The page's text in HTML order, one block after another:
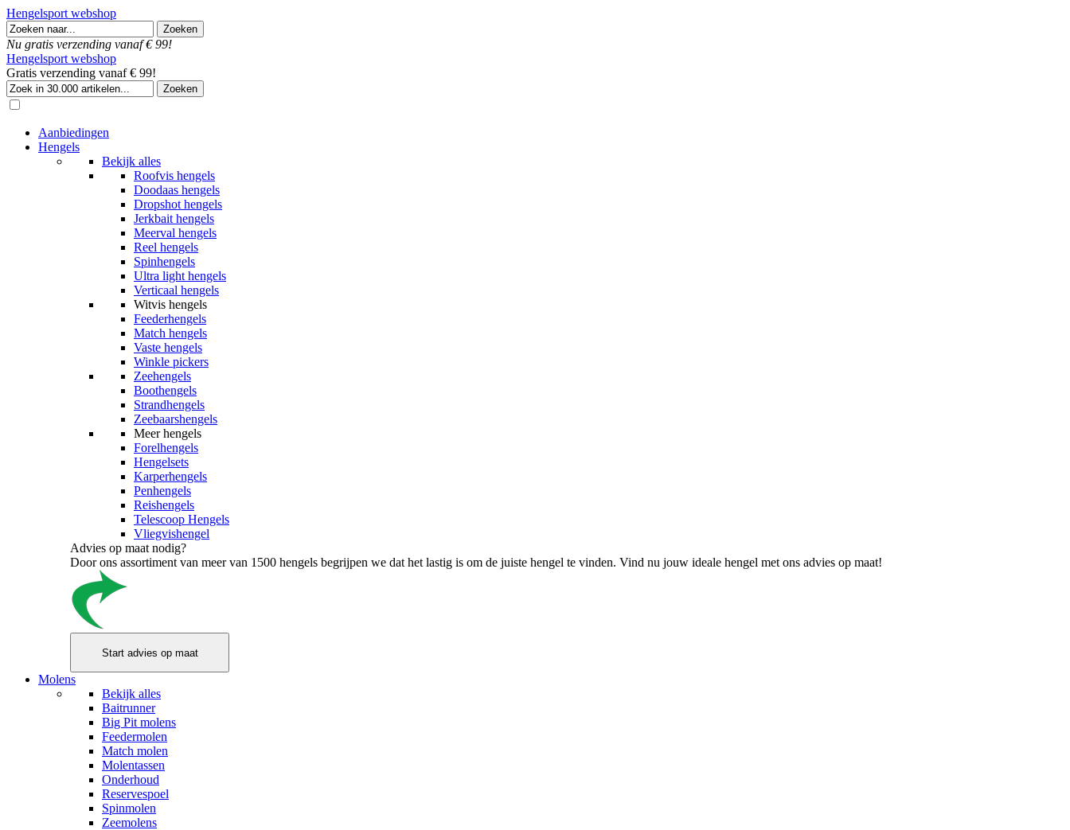
Hengelsport webshop
Nu gratis verzending vanaf € 99!
Hengelsport webshop
Gratis verzending vanaf € 99!
Aanbiedingen
Hengels
Bekijk alles
Roofvis hengels
Doodaas hengels
Dropshot hengels
Jerkbait hengels
Meerval hengels
Reel hengels
Spinhengels
Ultra light hengels
Verticaal hengels
Witvis hengels
Feederhengels
Match hengels
Vaste hengels
Winkle pickers
Zeehengels
Boothengels
Strandhengels
Zeebaarshengels
Meer hengels
Forelhengels
Hengelsets
Karperhengels
Penhengels
Reishengels
Telescoop Hengels
Vliegvishengel
Advies op maat nodig?
Door ons assortiment van meer van 1500 hengels begrijpen we dat het lastig is om de juiste hengel te vinden. Vind nu jouw ideale hengel met ons advies op maat!
Molens
Bekijk alles
Baitrunner
Big Pit molens
Feedermolen
Match molen
Molentassen
Onderhoud
Reservespoel
Spinmolen
Zeemolens